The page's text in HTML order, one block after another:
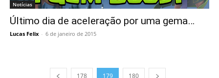
Notícias
Último dia de aceleração por uma gema…
Lucas Felix - 6 de janeiro de 2015
178 179 180